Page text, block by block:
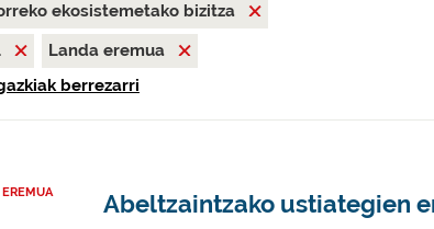
ekosistemetako bizitza
Landa eremua
berrezarri
EREMUA Abeltzaintzako ustiategien